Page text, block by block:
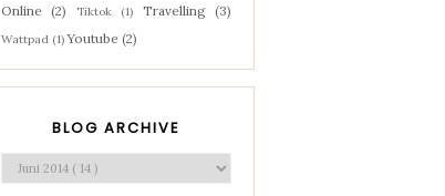
Online (2) Tiktok (1) Travelling (3)
Wattpad (1) Youtube (2)
BLOG ARCHIVE